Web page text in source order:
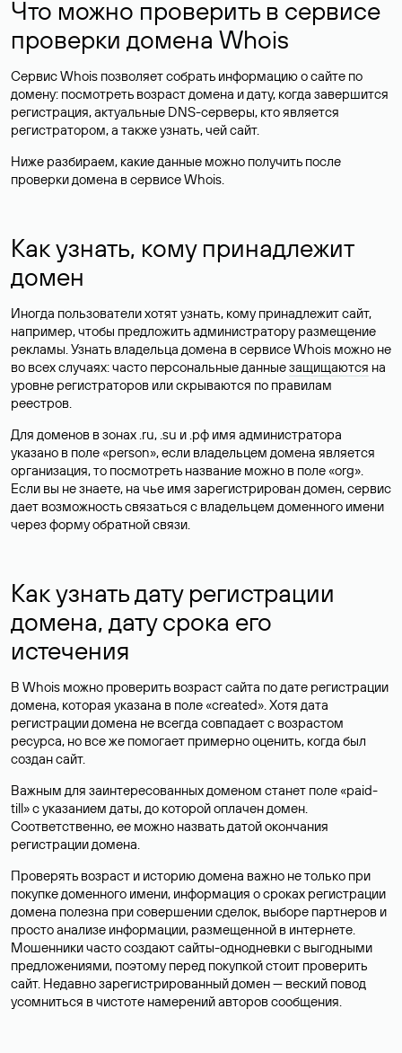
Что можно проверить в сервисе
проверки домена Whois
Сервис Whois позволяет собрать информацию о сайте по
домену: посмотреть возраст домена и дату, когда завершится
регистрация, актуальные DNS-серверы, кто является
регистратором, а также узнать, чей сайт.
Ниже разбираем, какие данные можно получить после
проверки домена в сервисе Whois.
Как узнать, кому принадлежит
домен
Иногда пользователи хотят узнать, кому принадлежит сайт,
например, чтобы предложить администратору размещение
рекламы. Узнать владельца домена в сервисе Whois можно не
во всех случаях: часто персональные данныезащищаются на
уровне регистраторов или скрываются по правилам
реестров.
Для доменов в зонах .ru, .su и .рф имя администратора
указано в поле «person», если владельцем домена является
организация, то посмотреть название можно в поле «org».
Если вы не знаете, на чье имя зарегистрирован домен, сервис
дает возможность связаться с владельцем доменного имени
через форму обратной связи.
Как узнать дату регистрации
домена, дату срока его
истечения
В Whois можно проверить возраст сайта по дате регистрации
домена, которая указана в поле «created». Хотя дата
регистрации домена не всегда совпадает с возрастом
ресурса, но все же помогает примерно оценить, когда был
создан сайт.
Важным для заинтересованных доменом станет поле «paid-
till» с указанием даты, до которой оплачен домен.
Соответственно, ее можно назвать датой окончания
регистрации домена.
Проверять возраст и историю домена важно не только при
покупке доменного имени, информация о сроках регистрации
домена полезна при совершении сделок, выборе партнеров и
просто анализе информации, размещенной в интернете.
Мошенники часто создают сайты-однодневки с выгодными
предложениями, поэтому перед покупкой стоит проверить
сайт. Недавно зарегистрированный домен — веский повод
усомниться в чистоте намерений авторов сообщения.